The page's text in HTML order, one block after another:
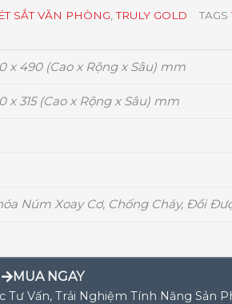
SẮT VĂN PHÒNG ,TRULY GOLD TAGS
x 490 (Cao x Rộng x Sâu) mm
x 315 (Cao x Rộng x Sâu) mm
Núm Xoay Cơ, Chống Cháy, Đổi
MUA NGAY
Vấn, Trải Nghiệm Tính Năng Sản